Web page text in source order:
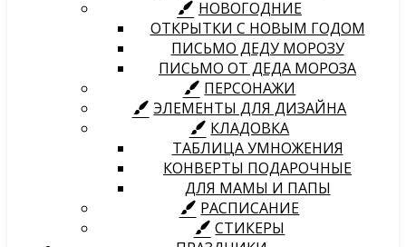
НОВОГОДНИЕ
ОТКРЫТКИ С НОВЫМ ГОДОМ
ПИСЬМО ДЕДУ МОРОЗУ
ПИСЬМО ОТ ДЕДА МОРОЗА
ПЕРСОНАЖИ
ЭЛЕМЕНТЫ ДЛЯ ДИЗАЙНА
КЛАДОВКА
ТАБЛИЦА УМНОЖЕНИЯ
КОНВЕРТЫ ПОДАРОЧНЫЕ
ДЛЯ МАМЫ И ПАПЫ
РАСПИСАНИЕ
СТИКЕРЫ